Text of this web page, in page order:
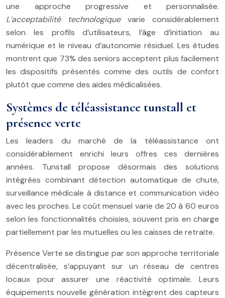
une approche progressive et personnalisée.
L’acceptabilité technologique varie considérablement
selon les profils d’utilisateurs, l’âge d’initiation au
numérique et le niveau d’autonomie résiduel. Les études
montrent que 73% des seniors acceptent plus facilement
les dispositifs présentés comme des outils de confort
plutôt que comme des aides médicalisées.
Systèmes de téléassistance tunstall et
présence verte
Les leaders du marché de la téléassistance ont
considérablement enrichi leurs offres ces dernières
années. Tunstall propose désormais des solutions
intégrées combinant détection automatique de chute,
surveillance médicale à distance et communication vidéo
avec les proches. Le coût mensuel varie de 20 à 60 euros
selon les fonctionnalités choisies, souvent pris en charge
partiellement par les mutuelles ou les caisses de retraite.
Présence Verte se distingue par son approche territoriale
décentralisée, s’appuyant sur un réseau de centres
locaux pour assurer une réactivité optimale. Leurs
équipements nouvelle génération intègrent des capteurs